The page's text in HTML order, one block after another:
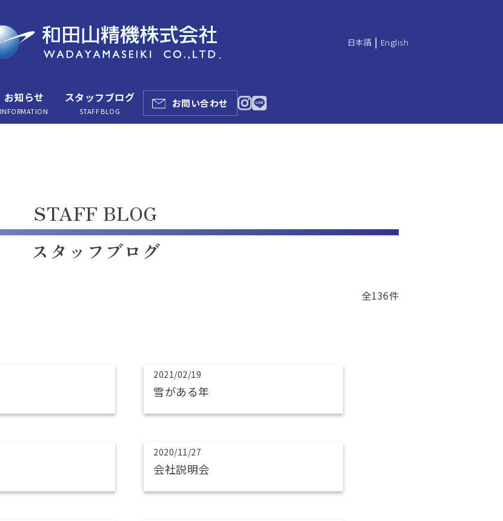
日本語 | English
お知らせ
INFORMATION
スタッフブログ
STAFF BLOG
お問い合わせ
STAFF BLOG
スタッフブログ
全136件
2021/02/19
雪がある年
2020/11/27
会社説明会